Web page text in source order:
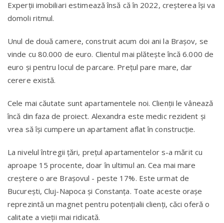
Experţii imobiliari estimează însă că în 2022, creșterea își va
domoli ritmul.
Unul de două camere, construit acum doi ani la Brașov, se
vinde cu 80.000 de euro. Clientul mai plătește încă 6.000 de
euro și pentru locul de parcare. Prețul pare mare, dar
cerere există.
Cele mai căutate sunt apartamentele noi. Clienții le vânează
încă din faza de proiect. Alexandra este medic rezident și
vrea să își cumpere un apartament aflat în construcție.
La nivelul întregii țări, prețul apartamentelor s-a mărit cu
aproape 15 procente, doar în ultimul an. Cea mai mare
creștere o are Brașovul - peste 17%. Este urmat de
București, Cluj-Napoca și Constanța. Toate aceste oraşe
reprezintă un magnet pentru potențialii clienţi, căci oferă o
calitate a vieții mai ridicată.